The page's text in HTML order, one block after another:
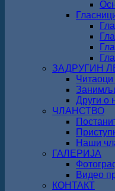
ЗАДРУГИН
Читаоци
Други о
ЧЛАНСТВО
Наши
ГАЛЕРИЈА
Видео
КОНТАКТ